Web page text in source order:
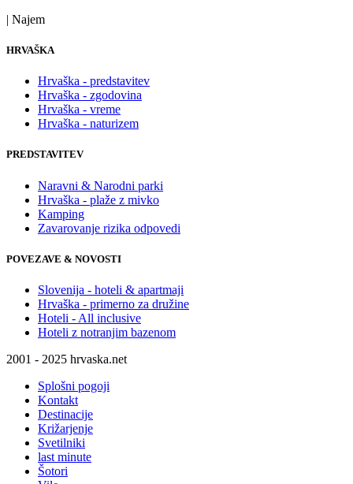
| Najem
HRVAŠKA
Hrvaška - predstavitev
Hrvaška - zgodovina
Hrvaška - vreme
Hrvaška - naturizem
PREDSTAVITEV
Naravni & Narodni parki
Hrvaška - plaže z mivko
Kamping
Zavarovanje rizika odpovedi
POVEZAVE & NOVOSTI
Slovenija - hoteli & apartmaji
Hrvaška - primerno za družine
Hoteli - All inclusive
Hoteli z notranjim bazenom
2001 - 2025 hrvaska.net
Splošni pogoji
Kontakt
Destinacije
Križarjenje
Svetilniki
last minute
Šotori